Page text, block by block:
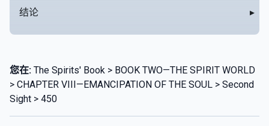
结论 ▸
您在: The Spirits' Book > BOOK TWO—THE SPIRIT WORLD
> CHAPTER VIII—EMANCIPATION OF THE SOUL > Second
Sight > 450